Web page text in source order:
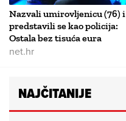
Nazvali umirovljenicu (76) i
predstavili se kao policija:
Ostala bez tisuća eura
net.hr
NAJČITANIJE